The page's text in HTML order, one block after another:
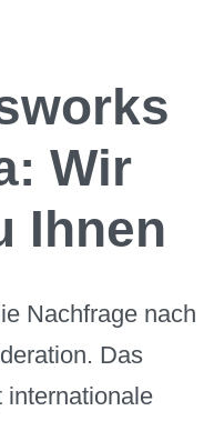
Wir
Ihnen
Nachfrage nach
Das
internationale